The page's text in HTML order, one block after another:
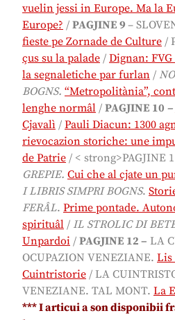
vuelin jessi in Europe. Ma la
Europe? / PAGJINE 9 –
fieste pe Zornade de Culture /
çus su la palade / Dignan:
la segnaletiche par furlan /
BOGNS. “Metropolitània”,
lenghe normâl / PAGJINE 10 –
Cjavalì / Pauli Diacun: 1300
rievocazion storiche: une
de Patrie / < strong>PAGJINE
GREPIE. Cui che al cjate un
I LIBRIS SIMPRI BOGNS.
FERÂL. Prime pontade.
spirituâl / IL STROLIC DI
Unpardoi / PAGJINE 12 – LA
OCUPAZION VENEZIANE. Lis
Cuintristorie / LA
VENEZIANE. TAL MONT. La
*** I articui a son disponibii